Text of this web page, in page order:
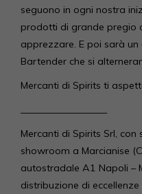
seguono in ogni nostra
prodotti di grande pregio
apprezzare. E poi sarà
Bartender che si
Mercanti di Spirits ti
Mercanti di Spirits Srl, con
showroom a Marcianise
autostradale A1 Napoli –
distribuzione di